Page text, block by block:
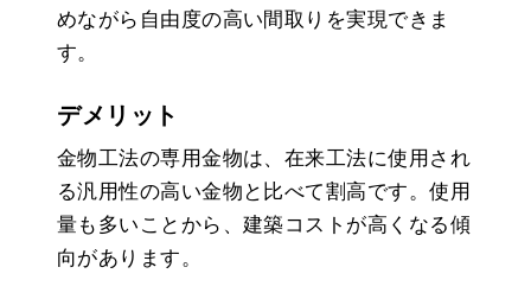
めながら自由度の高い間取りを実現できま
す。
デメリット
金物工法の専用金物は、在来工法に使用され
る汎用性の高い金物と比べて割高です。使用
量も多いことから、建築コストが高くなる傾
向があります。